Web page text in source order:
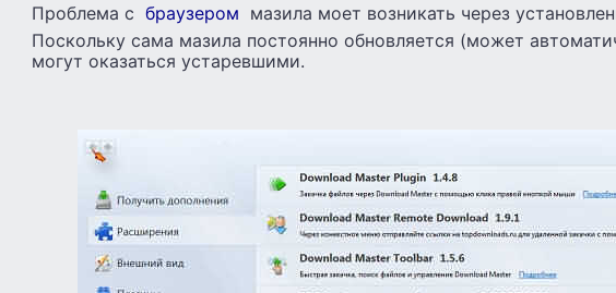
Проблема с браузером мазила моет возникать через
Поскольку сама мазила постоянно обновляется (может
могут оказаться устаревшими.